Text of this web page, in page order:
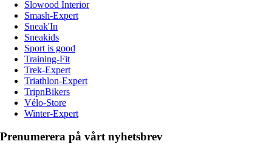
Slowood Interior
Smash-Expert
Sneak'In
Sneakids
Sport is good
Training-Fit
Trek-Expert
Triathlon-Expert
TripnBikers
Vélo-Store
Winter-Expert
Prenumerera på vårt nyhetsbrev